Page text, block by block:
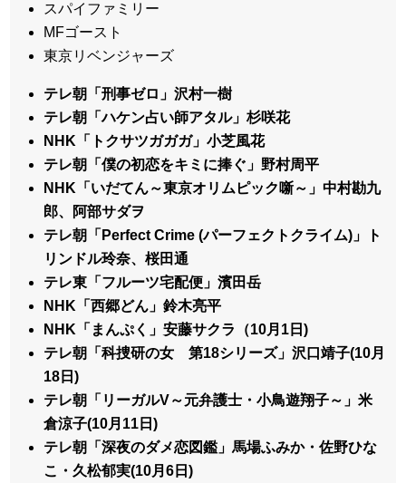
スパイファミリー
MFゴースト
東京リベンジャーズ
テレ朝「刑事ゼロ」沢村一樹
テレ朝「ハケン占い師アタル」杉咲花
NHK「トクサツガガガ」小芝風花
テレ朝「僕の初恋をキミに捧ぐ」野村周平
NHK「いだてん～東京オリムピック噺～」中村勘九
郎、阿部サダヲ
テレ朝「Perfect Crime (パーフェクトクライム)」ト
リンドル玲奈、桜田通
テレ東「フルーツ宅配便」濱田岳
NHK「西郷どん」鈴木亮平
NHK「まんぷく」安藤サクラ（10月1日)
テレ朝「科捜研の女 第18シリーズ」沢口靖子(10月
18日)
テレ朝「リーガルV～元弁護士・小鳥遊翔子～」米
倉涼子(10月11日)
テレ朝「深夜のダメ恋図鑑」馬場ふみか・佐野ひな
こ・久松郁実(10月6日)